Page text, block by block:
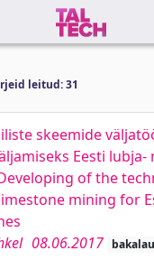
leitud: 31
skeemide
Eesti
of the
mining for
08.06.2017